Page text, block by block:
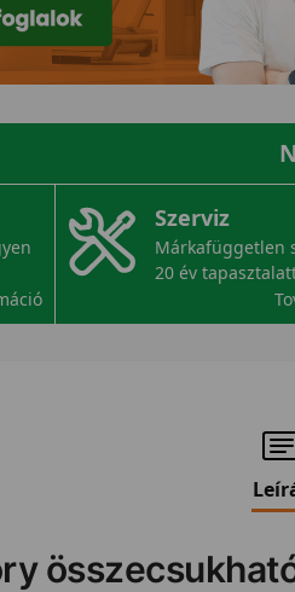
Szerviz
Márkafüggetlen
20 év